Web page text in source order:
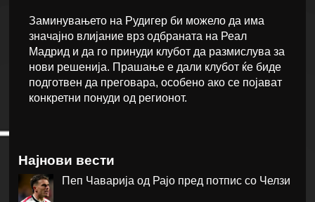
Заминувањето на Рудигер би можело да има
значајно влијание врз одбраната на Реал
Мадрид и да го принуди клубот да размислува за
нови решенија. Прашање е дали клубот ќе биде
подготвен да преговара, особено ако се појават
конкретни понуди од регионот.
Најнови вести
Пеп Чаварија од Рајо пред потпис со Челзи